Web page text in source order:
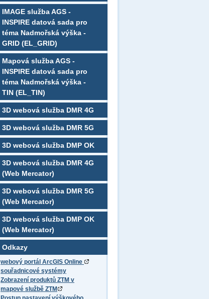
IMAGE služba AGS -
INSPIRE datová sada pro
téma Nadmořská výška -
GRID (EL_GRID)
Mapová služba AGS -
INSPIRE datová sada pro
téma Nadmořská výška -
TIN (EL_TIN)
3D webová služba DMR 4G
3D webová služba DMR 5G
3D webová služba DMP OK
3D webová služba DMR 4G
(Web Mercator)
3D webová služba DMR 5G
(Web Mercator)
3D webová služba DMP OK
(Web Mercator)
Odkazy
webový portál ArcGIS Online
souřadnicové systémy
Zobrazení produktů ZTM v
mapové službě ZTM